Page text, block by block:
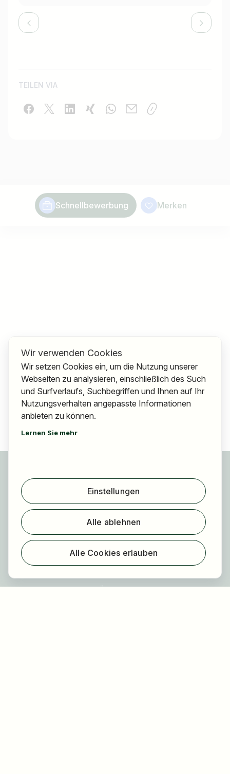
TEILEN VIA
Schnellbewerbung Merken
Jobs finden
Arbeitgeber finden
Registrierung
Für Arbeitgeber
Über uns
Wir verwenden Cookies
Wir setzen Cookies ein, um die Nutzung unserer
Webseiten zu analysieren, einschließlich des Such
und Surfverlaufs, Suchbegriffen und Ihnen auf Ihr
Nutzungsverhalten angepasste Informationen
anbieten zu können.
Lernen Sie mehr
Einstellungen
Alle ablehnen
Alle Cookies erlauben